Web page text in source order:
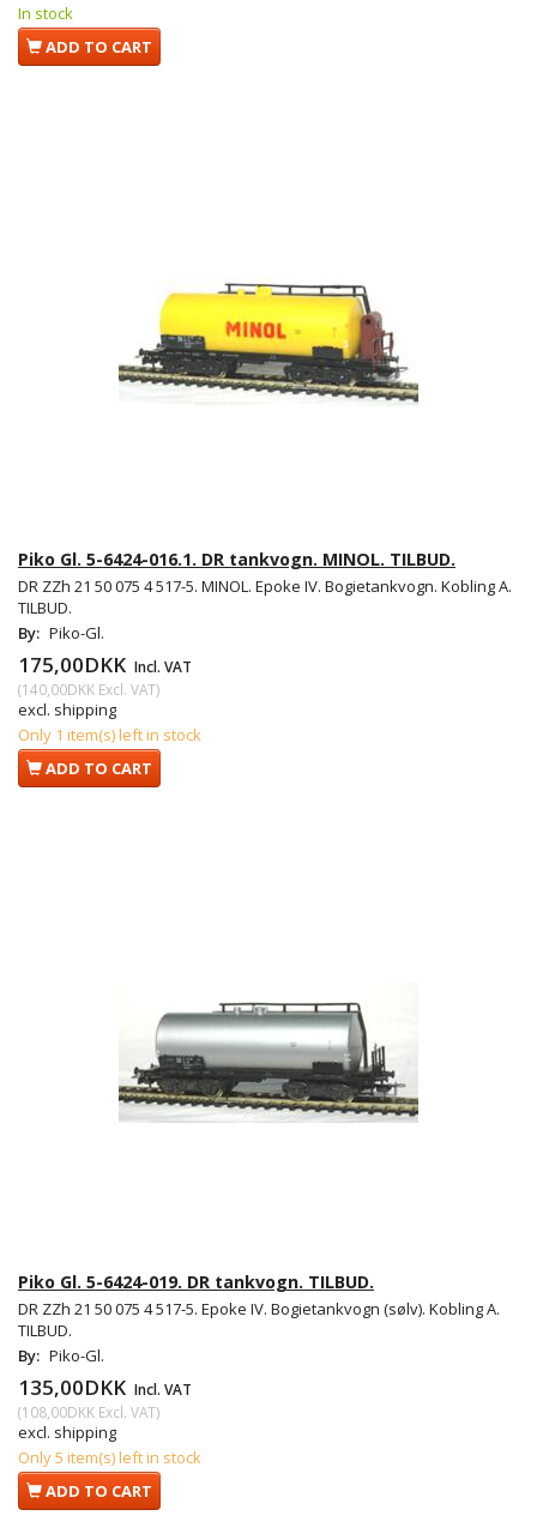
In stock
ADD TO CART
Piko Gl. 5-6424-016.1. DR tankvogn. MINOL. TILBUD.
DR ZZh 21 50 075 4 517-5. MINOL. Epoke IV. Bogietankvogn. Kobling A.
TILBUD.
By: Piko-Gl.
175,00DKK Incl. VAT
(140,00DKK Excl. VAT)
excl. shipping
Only 1 item(s) left in stock
ADD TO CART
Piko Gl. 5-6424-019. DR tankvogn. TILBUD.
DR ZZh 21 50 075 4 517-5. Epoke IV. Bogietankvogn (sølv). Kobling A.
TILBUD.
By: Piko-Gl.
135,00DKK Incl. VAT
(108,00DKK Excl. VAT)
excl. shipping
Only 5 item(s) left in stock
ADD TO CART